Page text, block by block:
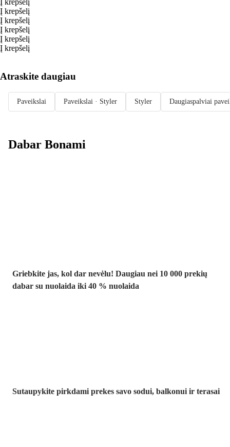
Į krepšelį
Į krepšelį
Į krepšelį
Į krepšelį
Į krepšelį
Į krepšelį
Atraskite daugiau
Paveikslai Paveikslai · Styler Styler Daugiaspalviai
Dabar Bonami
Griebkite jas, kol dar nevėlu! Daugiau nei 10 000 prekių
dabar su nuolaida iki 40 % nuolaida
Sutaupykite pirkdami prekes savo sodui, balkonui ir terasai